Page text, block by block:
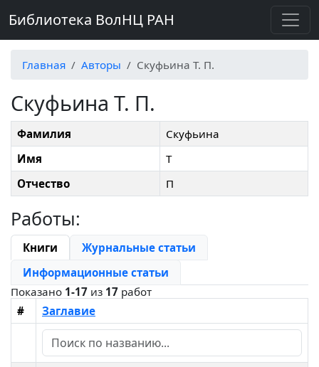
Библиотека ВолНЦ РАН
Главная Авторы Скуфьина Т. П.
Скуфьина Т. П.
Фамилия
Скуфьина
Имя
Т
Отчество
П
Работы:
Книги
Журнальные статьи
Информационные статьи
Показано 1-17 из 17 работ
#
Заглавие